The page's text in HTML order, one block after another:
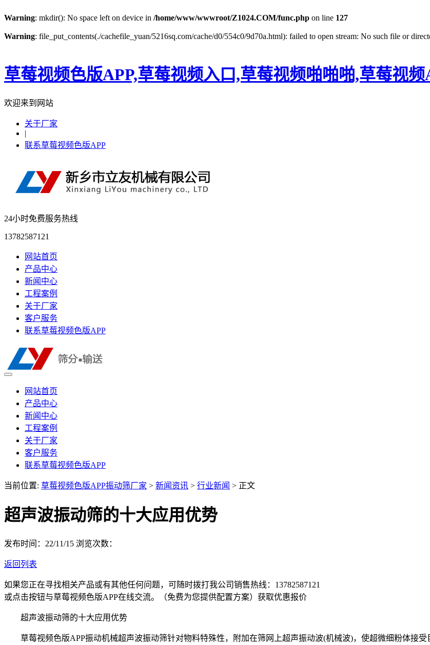
Warning: mkdir(): No space left on device in /home/www/wwwroot/Z1024.COM/func.php on line 127
Warning: file_put_contents(./cachefile_yuan/5216sq.com/cache/d0/554c0/9d70a.html): failed to open stream: No such file or
草莓视频色版APP,草莓视频入口,草莓视频啪啪啪,草莓视
欢迎来到网站
关于厂家
|
联系草莓视频色版APP
24小时免费服务热线
13782587121
网站首页
产品中心
新闻中心
工程案例
关于厂家
客户服务
联系草莓视频色版APP
网站首页
产品中心
新闻中心
工程案例
关于厂家
客户服务
联系草莓视频色版APP
当前位置: 草莓视频色版APP振动筛厂家 > 新闻资讯 > 行业新闻 > 正文
超声波振动筛的十大应用优势
发布时间：22/11/15 浏览次数：
返回列表
如果您正在寻找相关产品或有其他任何问题，可随时拨打我公司销售热线： 13782587121
或点击按钮与草莓视频色版APP在线交流。（免费为您提供配置方案） 获取优惠报价
超声波振动筛的十大应用优势
草莓视频色版APP振动机械超声波振动筛针对物料特殊性，附加在筛网上超声振动波(机械波)，使超微细粉体接